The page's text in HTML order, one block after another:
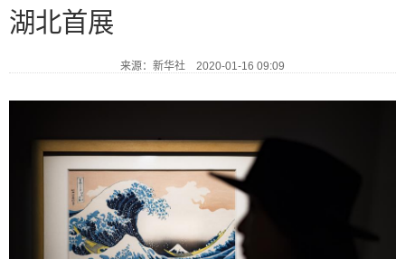
湖北首展
来源：新华社 2020-01-16 09:09